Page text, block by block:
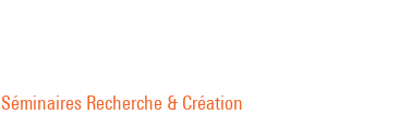
Séminaires Recherche & Création